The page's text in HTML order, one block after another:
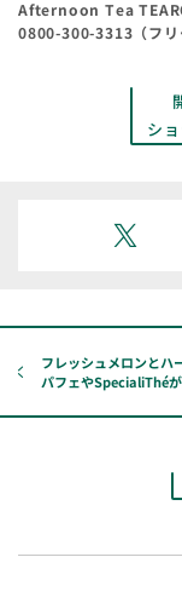
先行試食の参加は
プライスは税込
ューに食物アレ
お持ち帰りはご
違えないように
ご予約は
載のあるご予約フ
ご予約フォームに
ともございますの
キャンセルの場
予約完了メールが
た場合は、3日以
メール（ご予約
お申込みはお1人
た場合は、最新
ィールームお客
締切以降のキャ
場合がございます
らからキャンセ
すので、ご了承く
万が一キャンセ
Afternoon Tea
0800-300-3313（フリ
シ
フレッシュメロンとハ
パフェやSpecialiThé